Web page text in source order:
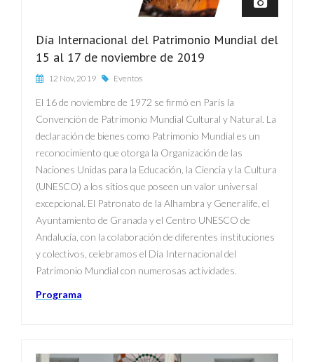
Día Internacional del Patrimonio Mundial del
15 al 17 de noviembre de 2019
12 Nov, 2019 Eventos
El 16 de noviembre de 1972 se firmó en París la
Convención de Patrimonio Mundial Cultural y Natural. La
declaración de bienes como Patrimonio Mundial es un
reconocimiento que otorga la Organización de las
Naciones Unidas para la Educación, la Ciencia y la Cultura
(UNESCO) a los sitios que poseen un valor universal
excepcional. El Patronato de la Alhambra y Generalife, el
Ayuntamiento de Granada y el Centro UNESCO de
Andalucía, con la colaboración de diferentes instituciones
y colectivos, celebramos el Día Internacional del
Patrimonio Mundial con numerosas actividades.
Programa